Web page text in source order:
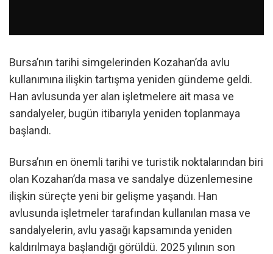
Bursa’nın tarihi simgelerinden Kozahan’da avlu
kullanımına ilişkin tartışma yeniden gündeme geldi.
Han avlusunda yer alan işletmelere ait masa ve
sandalyeler, bugün itibarıyla yeniden toplanmaya
başlandı.
Bursa’nın en önemli tarihi ve turistik noktalarından biri
olan Kozahan’da masa ve sandalye düzenlemesine
ilişkin süreçte yeni bir gelişme yaşandı. Han
avlusunda işletmeler tarafından kullanılan masa ve
sandalyelerin, avlu yasağı kapsamında yeniden
kaldırılmaya başlandığı görüldü. 2025 yılının son